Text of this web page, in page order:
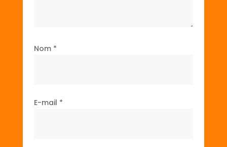
Nom *
E-mail *